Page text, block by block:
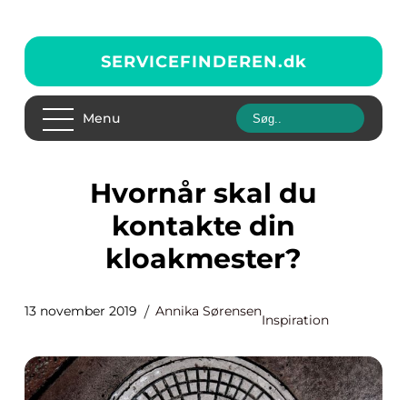
SERVICEFINDEREN.dk
Menu
Hvornår skal du
kontakte din
kloakmester?
13 november 2019 Annika Sørensen
Inspiration